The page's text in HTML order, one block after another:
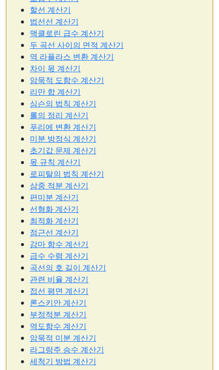
할선 계산기
법선선 계산기
맥클로린 급수 계산기
두 곡선 사이의 면적 계산기
역 라플라스 변환 계산기
차이 몫 계산기
암묵적 도함수 계산기
리만 합 계산기
심슨의 법칙 계산기
롤의 정리 계산기
푸리에 변환 계산기
미분 방정식 계산기
초기값 문제 계산기
몫 규칙 계산기
로피탈의 법칙 계산기
삼중 적분 계산기
편미분 계산기
선형화 계산기
최적화 계산기
점근선 계산기
감마 함수 계산기
급수 수렴 계산기
곡선의 호 길이 계산기
관련 비율 계산기
접선 평면 계산기
론스키안 계산기
부정적분 계산기
역도함수 계산기
암묵적 미분 계산기
라그랑주 승수 계산기
세척기 방법 계산기